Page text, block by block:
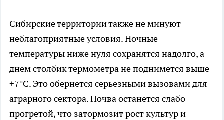
Сибирские территории также не минуют
неблагоприятные условия. Ночные
температуры ниже нуля сохранятся надолго, а
днем столбик термометра не поднимется выше
+7°C. Это обернется серьезными вызовами для
аграрного сектора. Почва останется слабо
прогретой, что затормозит рост культур и